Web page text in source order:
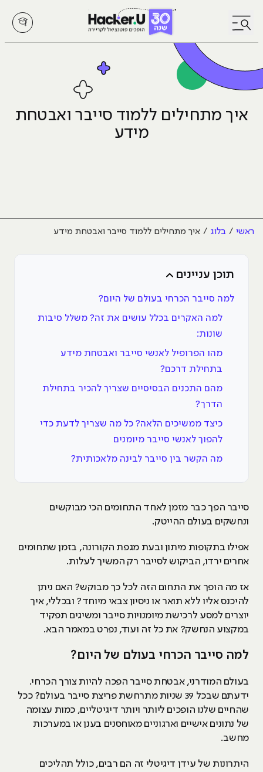
לחץ לפתיחת/סגירת תפריט
איך מתחילים ללמוד סייבר ואבטחת
מידע
ראשי בלוג איך מתחילים ללמוד סייבר ואבטחת מידע
תוכן עניינים
למה סייבר הכרחי בעולם של היום?
למה האקרים בכלל עושים את זה? משלל סיבות
שונות:
מהו הפרופיל לאנשי סייבר ואבטחת מידע
בתחילת דרכם?
מהם התכנים הבסיסיים שצריך להכיר בתחילת
הדרך?
כיצד ממשיכים הלאה? כל מה שצריך לדעת כדי
להפוך לאנשי סייבר מיומנים
מה הקשר בין סייבר לבינה מלאכותית?
סייבר הפך כבר מזמן לאחד התחומים הכי מבוקשים
ונחשקים בעולם ההייטק.
אפילו בתקופות מיתון ובעת מגפת הקורונה, בזמן שתחומים
אחרים ירדו, הביקוש לסייבר רק המשיך לעלות.
אז מה הופך את התחום הזה לכל כך מבוקש? האם ניתן
להיכנס אליו ללא תואר או ניסיון צבאי מיוחד? ובכללי, איך
יוצרים למסע לרכישת מיומנויות סייבר ומשיגים תפקיד
במקצוע הנחשק? את כל זה ועוד, נפרט במאמר הבא.
למה סייבר הכרחי בעולם של היום?
בעולם המודרני, אבטחת סייבר הפכה להיות צורך הכרחי.
ידעתם שבכל 39 שניות מתרחשת פריצת סייבר בעולם? ככל
שהחיים שלנו הופכים ליותר ויותר דיגיטליים, כמות עצומה
של נתונים אישיים וארגוניים מאוחסנים בענן או במערכות
מחשב.
היתרונות של עידן דיגיטלי זה הם רבים, כולל תהליכים